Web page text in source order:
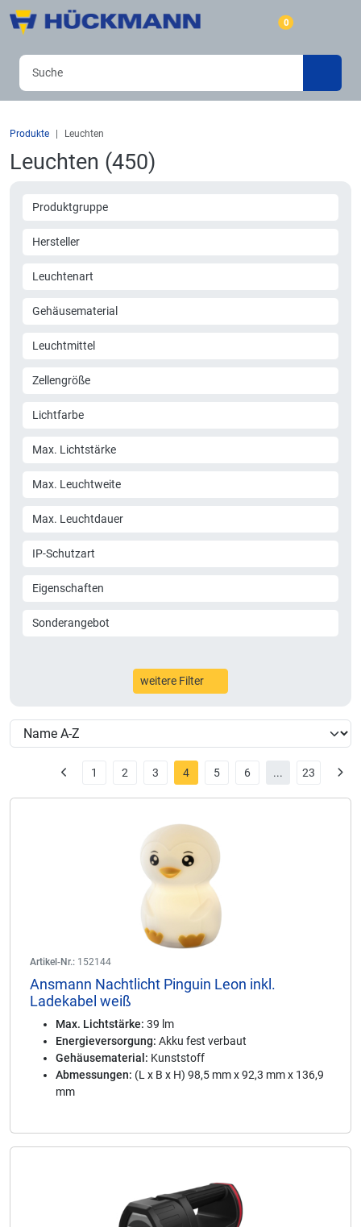
0
Produkte Leuchten
Leuchten (450)
Produktgruppe
Hersteller
Leuchtenart
Gehäusematerial
Leuchtmittel
Zellengröße
Lichtfarbe
Max. Lichtstärke
Max. Leuchtweite
Max. Leuchtdauer
IP-Schutzart
Eigenschaften
Sonderangebot
weitere Filter
1 2 3 4 5 6 ... 23
Artikel-Nr.: 152144
Ansmann Nachtlicht Pinguin Leon inkl.
Ladekabel weiß
Max. Lichtstärke: 39 lm
Energieversorgung: Akku fest verbaut
Gehäusematerial: Kunststoff
Abmessungen: (L x B x H) 98,5 mm x 92,3 mm x 136,9
mm